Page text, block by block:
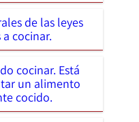
de las leyes
cocinar.
cocinar. Está
un alimento
cocido.